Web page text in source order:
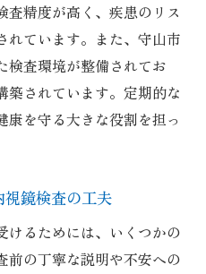
査精度が高く、疾患のリス
れています。また、守山市
検査環境が整備されてお
築されています。定期的な
を守る大きな役割を担っ
鏡検査の工夫
けるためには、いくつかの
前の丁寧な説明や不安への